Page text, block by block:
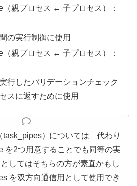
（親プロセス ↔ 子プロセス）：
の実行制御に使用
（親プロセス ← 子プロセス）：
行したバリデーションチェック
スに返すために使用
）については、代わり
を2つ用意することでも同等の実
してはそちらの方が素直かもし
を双方向通信用として使用でき